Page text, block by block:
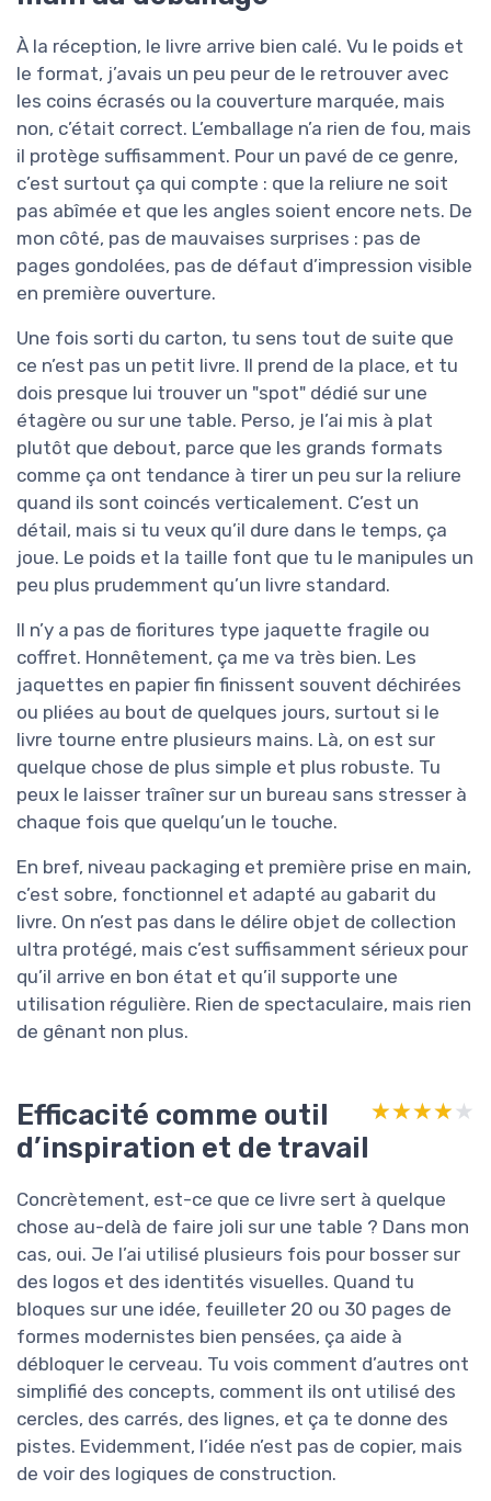
À la réception, le livre arrive bien calé. Vu le poids et
le format, j’avais un peu peur de le retrouver avec
les coins écrasés ou la couverture marquée, mais
non, c’était correct. L’emballage n’a rien de fou, mais
il protège suffisamment. Pour un pavé de ce genre,
c’est surtout ça qui compte : que la reliure ne soit
pas abîmée et que les angles soient encore nets. De
mon côté, pas de mauvaises surprises : pas de
pages gondolées, pas de défaut d’impression visible
en première ouverture.
Une fois sorti du carton, tu sens tout de suite que
ce n’est pas un petit livre. Il prend de la place, et tu
dois presque lui trouver un "spot" dédié sur une
étagère ou sur une table. Perso, je l’ai mis à plat
plutôt que debout, parce que les grands formats
comme ça ont tendance à tirer un peu sur la reliure
quand ils sont coincés verticalement. C’est un
détail, mais si tu veux qu’il dure dans le temps, ça
joue. Le poids et la taille font que tu le manipules un
peu plus prudemment qu’un livre standard.
Il n’y a pas de fioritures type jaquette fragile ou
coffret. Honnêtement, ça me va très bien. Les
jaquettes en papier fin finissent souvent déchirées
ou pliées au bout de quelques jours, surtout si le
livre tourne entre plusieurs mains. Là, on est sur
quelque chose de plus simple et plus robuste. Tu
peux le laisser traîner sur un bureau sans stresser à
chaque fois que quelqu’un le touche.
En bref, niveau packaging et première prise en main,
c’est sobre, fonctionnel et adapté au gabarit du
livre. On n’est pas dans le délire objet de collection
ultra protégé, mais c’est suffisamment sérieux pour
qu’il arrive en bon état et qu’il supporte une
utilisation régulière. Rien de spectaculaire, mais rien
de gênant non plus.
Efficacité comme outil
d’inspiration et de travail
★★★★★
★★★★★
Concrètement, est-ce que ce livre sert à quelque
chose au-delà de faire joli sur une table ? Dans mon
cas, oui. Je l’ai utilisé plusieurs fois pour bosser sur
des logos et des identités visuelles. Quand tu
bloques sur une idée, feuilleter 20 ou 30 pages de
formes modernistes bien pensées, ça aide à
débloquer le cerveau. Tu vois comment d’autres ont
simplifié des concepts, comment ils ont utilisé des
cercles, des carrés, des lignes, et ça te donne des
pistes. Evidemment, l’idée n’est pas de copier, mais
de voir des logiques de construction.